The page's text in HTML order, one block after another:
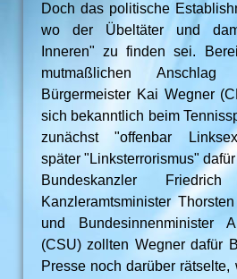
Doch das politische
wo der Übeltäter und
Inneren" zu finden sei.
mutmaßlichen
Bürgermeister Kai Wegner
sich bekanntlich beim
zunächst "offenbar
später "Linksterrorismus"
Bundeskanzler
Kanzleramtsminister
und Bundesinnenminister
(CSU) zollten Wegner dafür
Presse noch darüber